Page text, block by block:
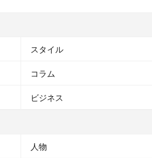
スタイル
コラム
ビジネス
人物